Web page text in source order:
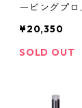
ービングプロ
¥20,350
SOLD OUT